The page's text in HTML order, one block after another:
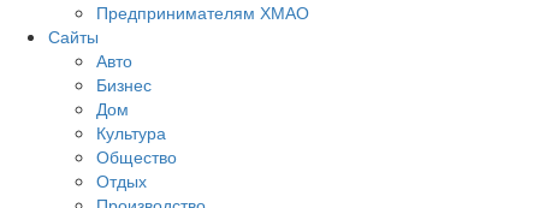
Предпринимателям ХМАО
Сайты
Авто
Бизнес
Дом
Культура
Общество
Отдых